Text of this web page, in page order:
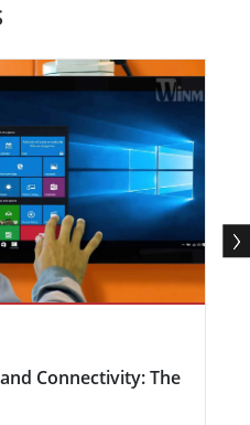
Connectivity: The